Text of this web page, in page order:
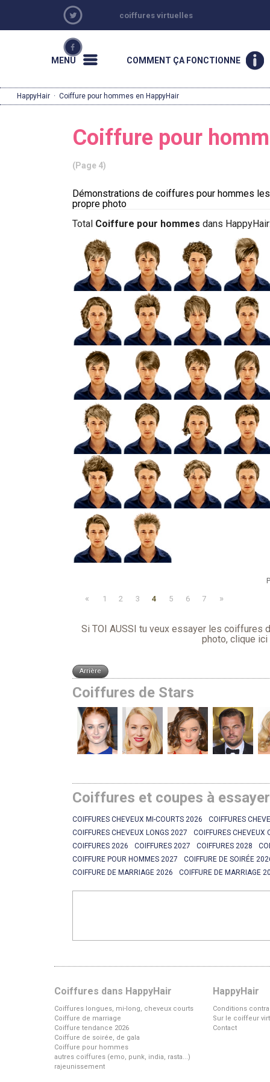
coiffures virtuelles
MENU COMMENT ÇA FONCTIONNE
HappyHair · Coiffure pour hommes en HappyHair
Coiffure pour
(Page 4)
Démonstrations de coiffures pour hommes
propre photo
Total Coiffure pour hommes dans
« 1 2 3 4 5 6 7 »
Si TOI AUSSI tu veux essayer les coiffures
photo, clique
Coiffures de Stars
Coiffures et coupes à
COIFFURES CHEVEUX MI-COURTS 2026
COIFFURES
COIFFURES CHEVEUX LONGS 2027
COIFFURES CHEVEUX
COIFFURES 2026
COIFFURES 2027 COIFFURES 2028
COIFFURE POUR HOMMES 2027
COIFFURE DE SOIRÉE
COIFFURE DE MARRIAGE 2026
COIFFURE DE MARRIAGE
Coiffures dans HappyHair
Coiffures longues, mi-long, cheveux courts
Coiffure de marriage
Coiffure tendance 2026
Coiffure de soirée, de gala
Coiffure pour hommes
autres coiffures (emo, punk, india, rasta...)
rajeunissement
HappyHair
Conditions
Sur le coiffeur
Contact